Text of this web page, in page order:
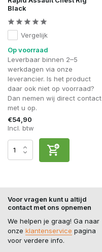
Black
Vergelijk
Op voorraad
Leverbaar binnen 2–5
werkdagen via onze
leverancier. Is het product
daar ook niet op voorraad?
Dan nemen wij direct contact
met u op.
€54,90
Incl. btw
Voor vragen kunt u altijd
contact met ons opnemen
We helpen je graag! Ga naar
onze klantenservice pagina
voor verdere info.